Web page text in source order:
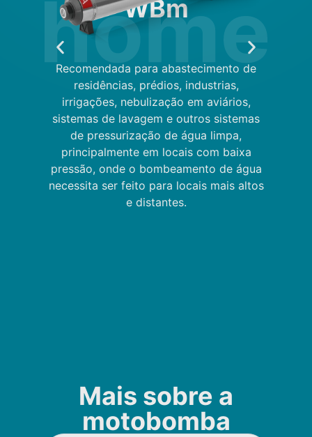
WBm
Recomendada para abastecimento de
residências, prédios, industrias,
irrigações, nebulização em aviários,
sistemas de lavagem e outros sistemas
de pressurização de água limpa,
principalmente em locais com baixa
pressão, onde o bombeamento de água
necessita ser feito para locais mais altos
e distantes.
Mais sobre a
motobomba